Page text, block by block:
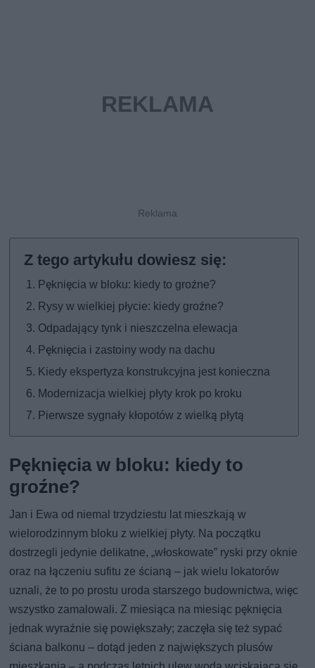
Pęknięcia w bloku: kiedy to groźne?
Rysy w wielkiej płycie: kiedy groźne?
Odpadający tynk i nieszczelna elewacja
Pęknięcia i zastoiny wody na dachu
Kiedy ekspertyza konstrukcyjna jest konieczna
Modernizacja wielkiej płyty krok po kroku
Pierwsze sygnały kłopotów z wielką płytą
Pęknięcia w bloku: kiedy to
groźne?
Jan i Ewa od niemal trzydziestu lat mieszkają w
wielorodzinnym bloku z wielkiej płyty. Na początku
dostrzegli jedynie delikatne, „włoskowate” ryski przy oknie
oraz na łączeniu sufitu ze ścianą – jak wielu lokatorów
uznali, że to po prostu uroda starszego budownictwa, więc
wszystko zamalowali. Z miesiąca na miesiąc pęknięcia
jednak wyraźnie się powiększały; zaczęła się też sypać
ściana balkonu – dotąd jeden z największych plusów